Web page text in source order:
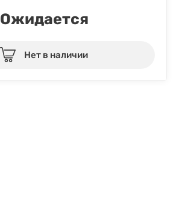
Ожидается
Нет в наличии